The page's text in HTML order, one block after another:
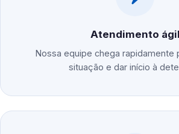
Atendimento ágil
Nossa equipe chega rapidamente
situação e dar início à